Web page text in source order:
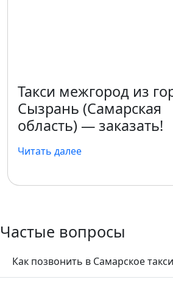
Такси межгород из
Сызрань (Самарская
область) — заказать!
Читать далее
Частые вопросы
Как позвонить в Самарское